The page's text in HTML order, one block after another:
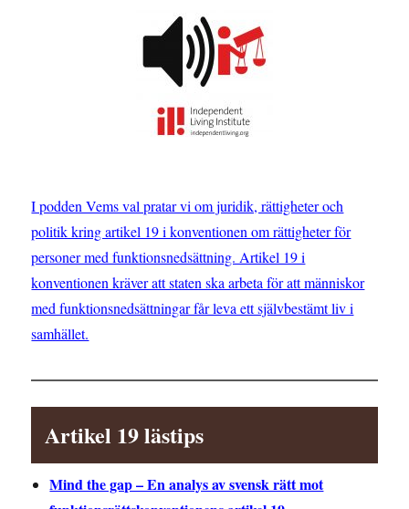
I podden Vems val pratar vi om juridik, rättigheter och
politik kring artikel 19 i konventionen om rättigheter för
personer med funktionsnedsättning. Artikel 19 i
konventionen kräver att staten ska arbeta för att människor
med funktionsnedsättningar får leva ett självbestämt liv i
samhället.
Artikel 19 lästips
Mind the gap – En analys av svensk rätt mot